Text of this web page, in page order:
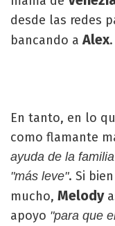
desde las redes
bancando aAlex.
En tanto, en lo
como flamante
ayuda de la
"más leve". Si
mucho, Melody
apoyo "para que